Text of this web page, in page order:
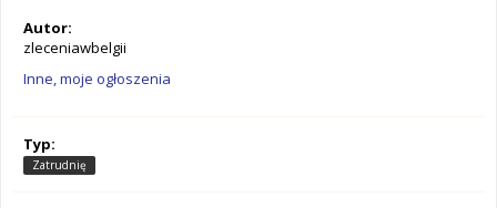
Autor:
zleceniawbelgii
Inne, moje ogłoszenia
Typ:
Zatrudnię